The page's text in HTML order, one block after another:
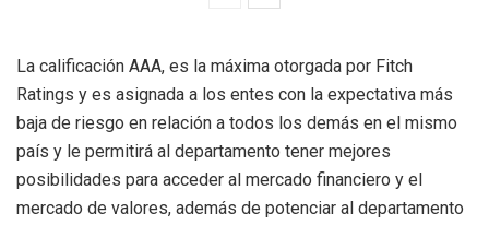
La calificación AAA, es la máxima otorgada por Fitch
Ratings y es asignada a los entes con la expectativa más
baja de riesgo en relación a todos los demás en el mismo
país y le permitirá al departamento tener mejores
posibilidades para acceder al mercado financiero y el
mercado de valores, además de potenciar al departamento